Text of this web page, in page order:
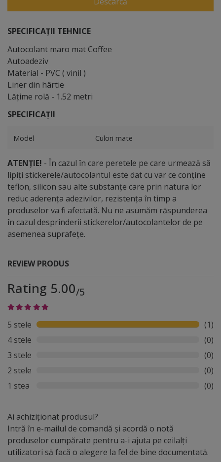
SPECIFICAȚII TEHNICE
Autocolant maro mat Coffee
Autoadeziv
Material - PVC ( vinil )
Liner din hârtie
Lăţime rolă - 1.52 metri
SPECIFICAȚII
Model Culori mate
ATENȚIE! - În cazul în care peretele pe care urmează să
lipiți stickerele/autocolantul este dat cu var ce conține
teflon, silicon sau alte substanțe care prin natura lor
reduc aderența adezivilor, rezistența în timp a
produselor va fi afectată. Nu ne asumăm răspunderea
în cazul desprinderii stickerelor/autocolantelor de pe
asemenea suprafețe.
REVIEW PRODUS
Rating 5.00/5
5 stele
(1)
4 stele
(0)
3 stele
(0)
2 stele
(0)
1 stea
(0)
Ai achiziționat produsul?
Intră în e-mailul de comandă și acordă o notă
produselor cumpărate pentru a-i ajuta pe ceilalți
utilizatori să facă o alegere la fel de bine documentată.